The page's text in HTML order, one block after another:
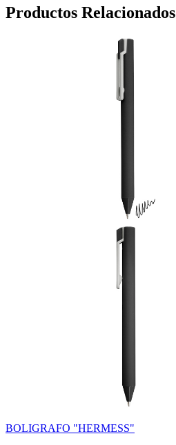
Productos Relacionados
BOLIGRAFO "HERMESS"